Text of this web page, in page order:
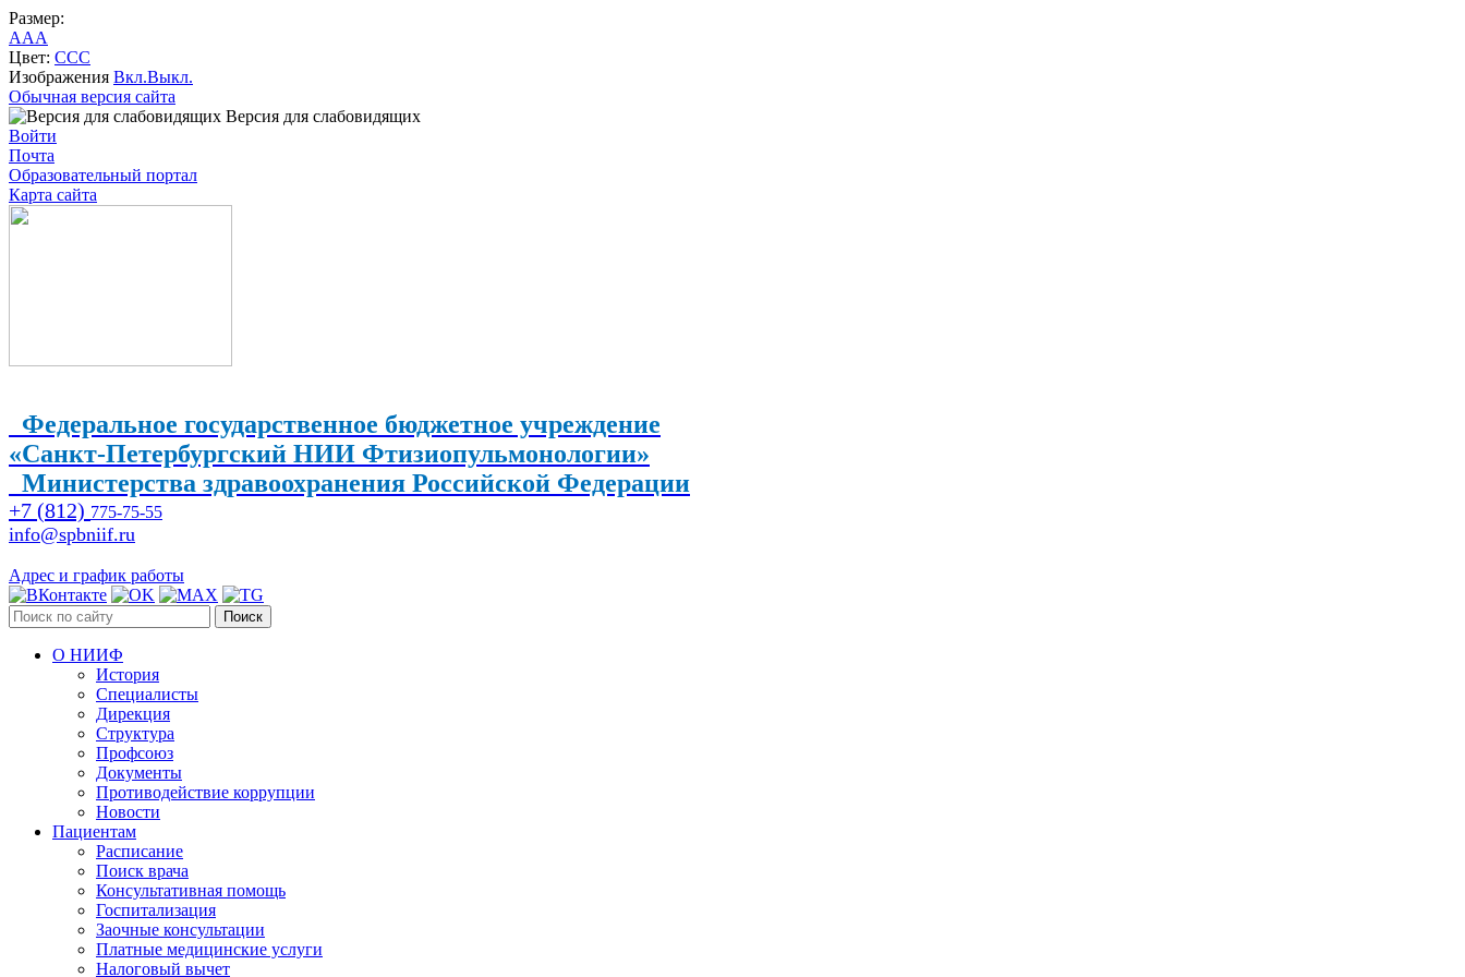
Размер:
AAA
Цвет: CCC
Изображения Вкл.Выкл.
Обычная версия сайта
Версия для слабовидящих
Войти
Почта
Образовательный портал
Карта сайта
Федеральное государственное бюджетное учреждение
«Санкт-Петербургский НИИ Фтизиопульмонологии»
Министерства здравоохранения Российской Федерации
+7 (812) 775-75-55
info@spbniif.ru
Адрес и график работы
Поиск
О НИИФ
История
Специалисты
Дирекция
Структура
Профсоюз
Документы
Противодействие коррупции
Новости
Пациентам
Расписание
Поиск врача
Консультативная помощь
Госпитализация
Заочные консультации
Платные медицинские услуги
Налоговый вычет